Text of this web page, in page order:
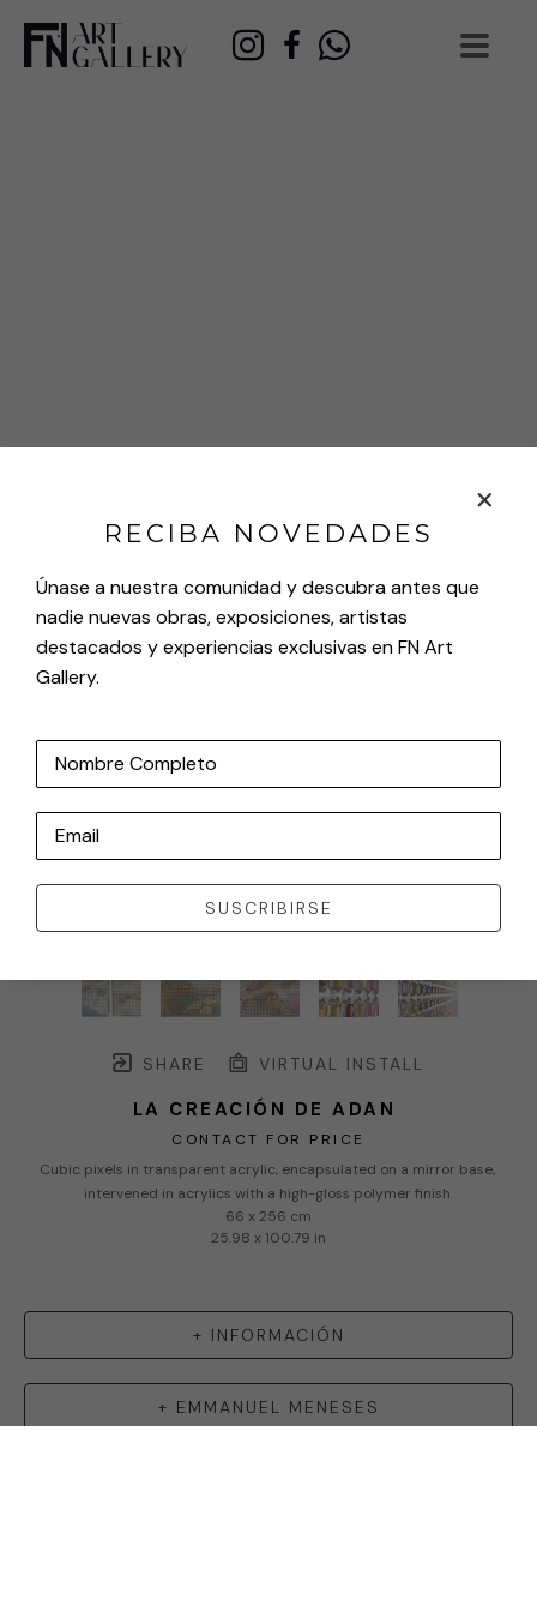
SHARE VIRTUAL INSTALL
LA CREACIÓN DE ADAN
CONTACT FOR PRICE
Cubic pixels in transparent acrylic, encapsulated on a mirror base,
intervened in acrylics with a high-gloss polymer finish.
66 x 256 cm
25.98 x 100.79 in
+ INFORMACIÓN
+ EMMANUEL MENESES
RECIBA NOVEDADES
Únase a nuestra comunidad y descubra antes que
nadie nuevas obras, exposiciones, artistas
destacados y experiencias exclusivas en FN Art
Gallery.
Nombre Completo
Email
SUSCRIBIRSE